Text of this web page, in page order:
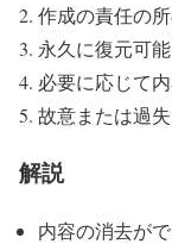
作成の責任の
永久に復元可
必要に応じて
故意または過
解説
内容の消去が